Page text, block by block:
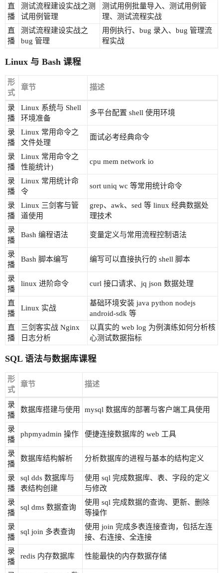
直
播
测试流程建设实战之测
试用例管理
测试用例批量导入、测试用例管
理、测试流程实战
直
播
测试流程建设实战之
bug 管理
用例执行、bug 录入、bug 管理流
程实战
Linux 与 Bash 课程
形
式
章节 描述
录
播
Linux 系统与 Shell
环境准备
多平台配置 shell 使用环境
录
播
Linux 常用命令之
文件处理
面试必考经典命令
录
播
Linux 常用命令之
性能统计)
cpu mem network io
录
播
Linux 常用统计命
令
sort uniq wc 等常用统计命令
录
播
Linux 三剑客与管
道使用
grep、awk、sed 等 linux 经典数据处
理技术
录
播
Bash 编程语法 变量定义与常用流程控制语法
录
播
Bash 脚本编写 编写可以直接执行的 shell 脚本
录
播
linux 进阶命令 curl 接口请求、jq json 数据处理
直
播
Linux 实战
基础环境安装 java python nodejs
android-sdk 等
直
播
三剑客实战 Nginx
日志分析
以真实的 web log 为例演练如何分析核
心测试数据指标
SQL 语法与数据库课程
形
式
章节 描述
录
播
数据库搭建与使用 mysql 数据库的部署与客户端工具使用
录
播
phpmyadmin 操作 便捷连接数据库的 web 工具
录
播
数据库结构解析 分析数据库的进程与基本的结构定义
录
播
sql dds 数据库与
表结构创建
使用 sql 完成数据库、表、字段的定义
与修改
录
播
sql dms 数据查询
使用 sql 完成数据的查询、更新、删除
等操作
录
播
sql join 多表查询
使用 join 完成多表连接查询，包括左连
接、右连接、全连接
录
播
redis 内存数据库 性能最快的内存数据存储